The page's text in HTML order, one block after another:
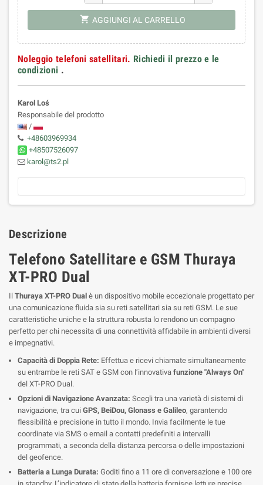
shopping_cart AGGIUNGI AL CARRELLO
Noleggio telefoni satellitari. Richiedi il prezzo e le
condizioni .
Karol Loś
Responsabile del prodotto
/
+48603969934
+48507526097
karol@ts2.pl
Descrizione
Telefono Satellitare e GSM Thuraya
XT-PRO Dual
Il Thuraya XT-PRO Dual è un dispositivo mobile eccezionale progettato per
una comunicazione fluida sia su reti satellitari sia su reti GSM. Le sue
caratteristiche uniche e la struttura robusta lo rendono un compagno
perfetto per chi necessita di una connettività affidabile in ambienti diversi
e impegnativi.
Capacità di Doppia Rete: Effettua e ricevi chiamate simultaneamente
su entrambe le reti SAT e GSM con l’innovativa funzione "Always On"
del XT-PRO Dual.
Opzioni di Navigazione Avanzata: Scegli tra una varietà di sistemi di
navigazione, tra cui GPS, BeiDou, Glonass e Galileo, garantendo
flessibilità e precisione in tutto il mondo. Invia facilmente le tue
coordinate via SMS o email a contatti predefiniti a intervalli
programmati, a seconda della distanza percorsa o delle impostazioni
del geofence.
Batteria a Lunga Durata: Goditi fino a 11 ore di conversazione e 100 ore